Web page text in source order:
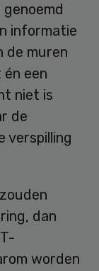
informatie
de muren
een
niet is
de
verspilling
dan
worden